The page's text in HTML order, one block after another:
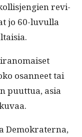
revi­
jo 60-luvul­la
osan­neet tai
puut­tua, asia
Demokra­ter­na,